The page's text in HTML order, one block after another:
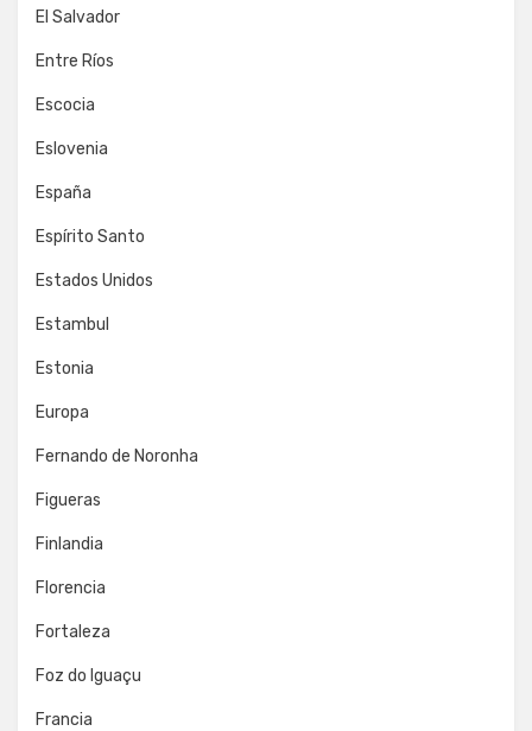
El Salvador
Entre Ríos
Escocia
Eslovenia
España
Espírito Santo
Estados Unidos
Estambul
Estonia
Europa
Fernando de Noronha
Figueras
Finlandia
Florencia
Fortaleza
Foz do Iguaçu
Francia